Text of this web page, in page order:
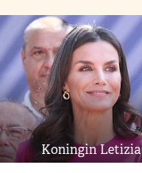
Koningin Letizia